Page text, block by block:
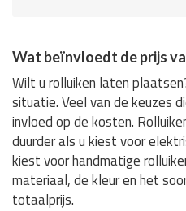
Wat beïnvloedt de prijs
Wilt u rolluiken laten
situatie. Veel van de keuzes
invloed op de kosten.
duurder als u kiest voor
kiest voor handmatige
materiaal, de kleur en het
totaalprijs.